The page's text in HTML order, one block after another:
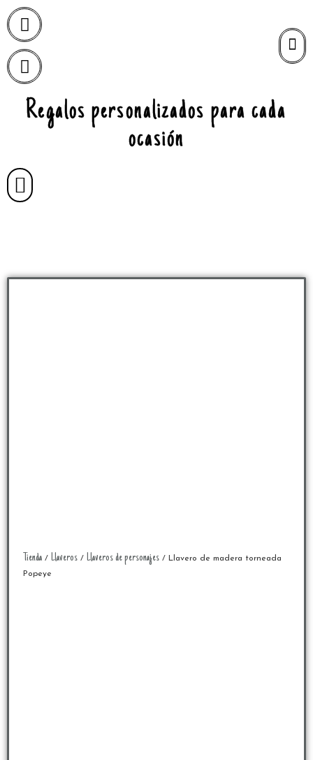
Regalos personalizados para cada
ocasión
Tienda / Llaveros / Llaveros de personajes / Llavero de madera torneada
Popeye